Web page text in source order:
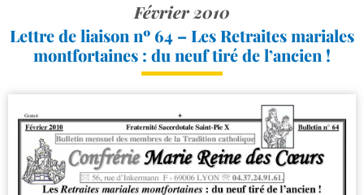
Février 2010
Lettre de liaison nº 64 – Les Retraites mariales
montfortaines : du neuf tiré de l’ancien !